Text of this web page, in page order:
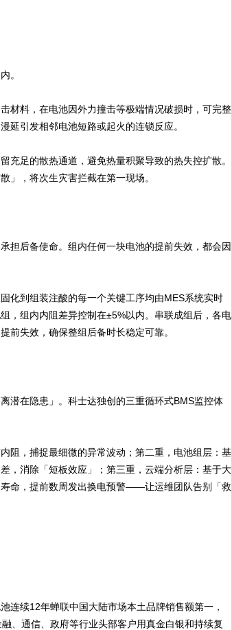
。
料，在电池因外力撞击等极端情况破损时，可完整
引发相邻电池短路或起火的连锁反应。
足的散热通道，避免热量积聚导致的热失控扩散。
」，将次生灾害拦截在第一现场。
后备使命。组内任何一块电池的提前失效，都会因
到组装注酸的每一个关键工序均由MES系统实时
，组内内阻差异控制在±5%以内。串联成组后，各电
前失效，确保整组后备时长稳定可靠。
在隐患」。科士达独创的三重循环式BMS监控体
，捕捉最细微的异常波动；第二重，电池组层：基
，消除「短板效应」；第三重，云端分析层：基于大
命，提前数周发出换电预警——让运维团队告别「救
续12年蝉联中国大陆市场本土品牌销售额第一，
、通信、政府等行业头部客户用真金白银和持续复